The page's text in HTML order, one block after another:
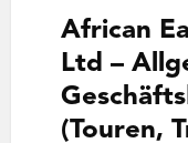
African
Ltd –
(Touren,